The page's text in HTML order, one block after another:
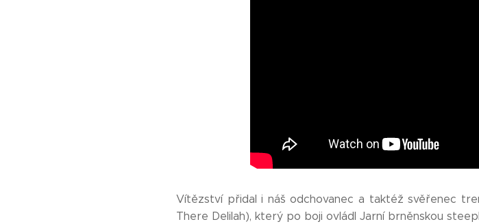
Vítězství přidal i náš odchovanec a taktéž svěřenec
There Delilah), který po boji ovládl Jarní brněnskou